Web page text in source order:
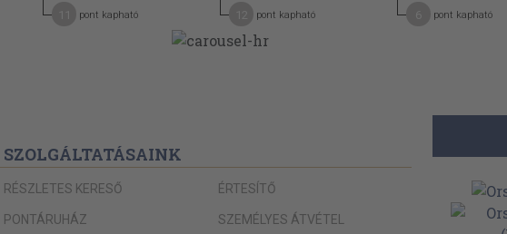
pont kapható pont kapható pont kapható
SZOLGÁLTATÁSAINK
RÉSZLETES KERESŐ
PONTÁRUHÁZ
ÉRTESÍTŐ
SZEMÉLYES ÁTVÉTEL